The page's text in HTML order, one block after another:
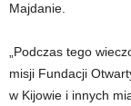
Majdanie.
„Podczas tego
misji Fundacji
w Kijowie i innych